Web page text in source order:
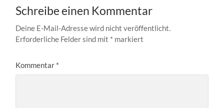
Schreibe einen Kommentar
Deine E-Mail-Adresse wird nicht veröffentlicht.
Erforderliche Felder sind mit * markiert
Kommentar *